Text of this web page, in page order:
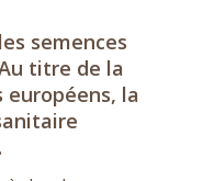
semences
titre de la
la